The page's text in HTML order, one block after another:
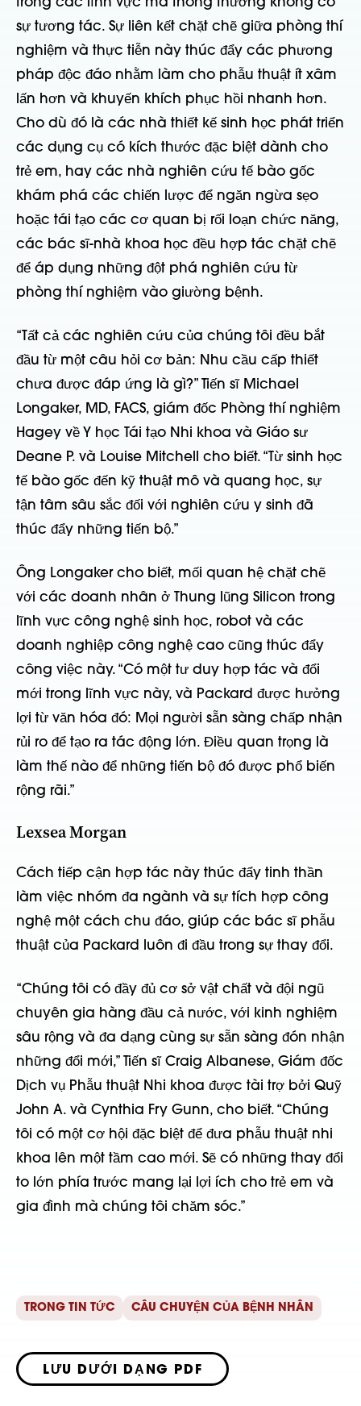
trong các lĩnh vực mà thông thường không có
sự tương tác. Sự liên kết chặt chẽ giữa phòng thí
nghiệm và thực tiễn này thúc đẩy các phương
pháp độc đáo nhằm làm cho phẫu thuật ít xâm
lấn hơn và khuyến khích phục hồi nhanh hơn.
Cho dù đó là các nhà thiết kế sinh học phát triển
các dụng cụ có kích thước đặc biệt dành cho
trẻ em, hay các nhà nghiên cứu tế bào gốc
khám phá các chiến lược để ngăn ngừa sẹo
hoặc tái tạo các cơ quan bị rối loạn chức năng,
các bác sĩ-nhà khoa học đều hợp tác chặt chẽ
để áp dụng những đột phá nghiên cứu từ
phòng thí nghiệm vào giường bệnh.
“Tất cả các nghiên cứu của chúng tôi đều bắt
đầu từ một câu hỏi cơ bản: Nhu cầu cấp thiết
chưa được đáp ứng là gì?” Tiến sĩ Michael
Longaker, MD, FACS, giám đốc Phòng thí nghiệm
Hagey về Y học Tái tạo Nhi khoa và Giáo sư
Deane P. và Louise Mitchell cho biết. “Từ sinh học
tế bào gốc đến kỹ thuật mô và quang học, sự
tận tâm sâu sắc đối với nghiên cứu y sinh đã
thúc đẩy những tiến bộ.”
Ông Longaker cho biết, mối quan hệ chặt chẽ
với các doanh nhân ở Thung lũng Silicon trong
lĩnh vực công nghệ sinh học, robot và các
doanh nghiệp công nghệ cao cũng thúc đẩy
công việc này. “Có một tư duy hợp tác và đổi
mới trong lĩnh vực này, và Packard được hưởng
lợi từ văn hóa đó: Mọi người sẵn sàng chấp nhận
rủi ro để tạo ra tác động lớn. Điều quan trọng là
làm thế nào để những tiến bộ đó được phổ biến
rộng rãi.”
Lexsea Morgan
Cách tiếp cận hợp tác này thúc đẩy tinh thần
làm việc nhóm đa ngành và sự tích hợp công
nghệ một cách chu đáo, giúp các bác sĩ phẫu
thuật của Packard luôn đi đầu trong sự thay đổi.
“Chúng tôi có đầy đủ cơ sở vật chất và đội ngũ
chuyên gia hàng đầu cả nước, với kinh nghiệm
sâu rộng và đa dạng cùng sự sẵn sàng đón nhận
những đổi mới,” Tiến sĩ Craig Albanese, Giám đốc
Dịch vụ Phẫu thuật Nhi khoa được tài trợ bởi Quỹ
John A. và Cynthia Fry Gunn, cho biết. “Chúng
tôi có một cơ hội đặc biệt để đưa phẫu thuật nhi
khoa lên một tầm cao mới. Sẽ có những thay đổi
to lớn phía trước mang lại lợi ích cho trẻ em và
gia đình mà chúng tôi chăm sóc.”
TRONG TIN TỨC CÂU CHUYỆN CỦA BỆNH NHÂN
LƯU DƯỚI DẠNG PDF